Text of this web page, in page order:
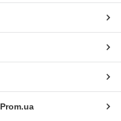
Prom.ua